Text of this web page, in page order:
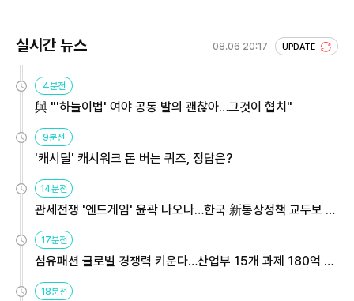
실시간 뉴스 08.06 20:17 UPDATE
4분전
與 "'하늘이법' 여야 공동 발의 괜찮아…그것이 협치"
9분전
'캐시딜' 캐시워크 돈 버는 퀴즈, 정답은?
14분전
관세전쟁 '엔드게임' 윤곽 나오나…한국 新통상정책 교두보 활
용해야
17분전
섬유패션 글로벌 경쟁력 키운다…산업부 15개 과제 180억 지
원
18분전